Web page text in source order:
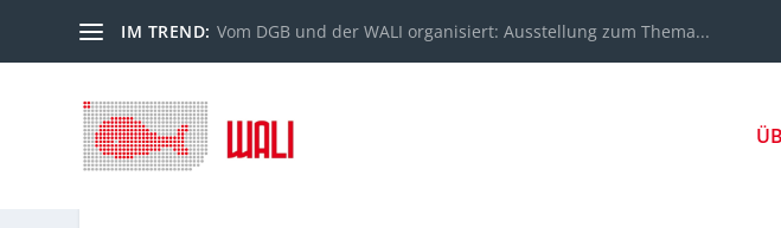
IM TREND: Vom DGB und der WALI organisiert: Ausstellung zum Thema...